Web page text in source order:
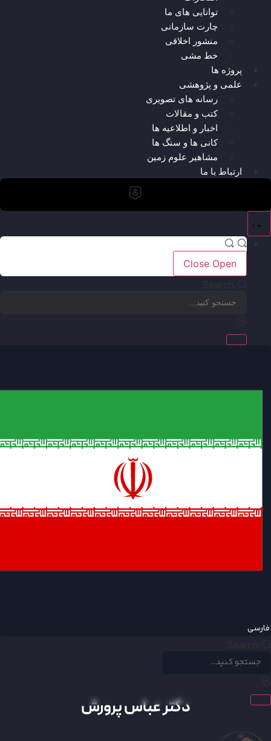
توانایی های ما
چارت سازمانی
منشور اخلاقی
خط مشی
پروژه ها
علمی و پژوهشی
رسانه های تصویری
کتب و مقالات
اخبار و اطلاعیه ها
کانی ها و سنگ ها
مشاهیر علوم زمین
ارتباط با ما
CloseOpen
دکتر عباس پرورش